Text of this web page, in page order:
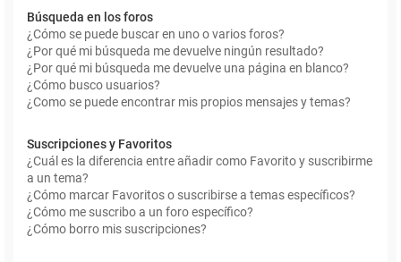
Búsqueda en los foros
¿Cómo se puede buscar en uno o varios foros?
¿Por qué mi búsqueda me devuelve ningún resultado?
¿Por qué mi búsqueda me devuelve una página en blanco?
¿Cómo busco usuarios?
¿Como se puede encontrar mis propios mensajes y temas?
Suscripciones y Favoritos
¿Cuál es la diferencia entre añadir como Favorito y suscribirme
a un tema?
¿Cómo marcar Favoritos o suscribirse a temas específicos?
¿Cómo me suscribo a un foro específico?
¿Cómo borro mis suscripciones?